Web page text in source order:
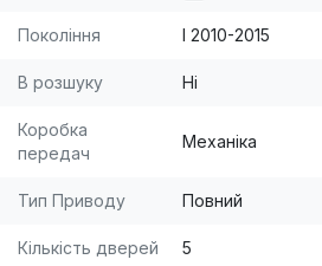
Покоління I 2010-2015
В розшуку Ні
Коробка
передач
Механіка
Тип Приводу Повний
Кількість дверей 5